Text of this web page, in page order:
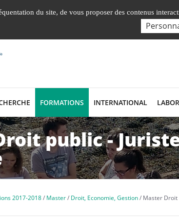
Nos
FORMATIONS INTERNATIONAL
public -
2017-2018 Master Droit, Economie, Gestion Master Droit
du site, de vous proposer des contenus